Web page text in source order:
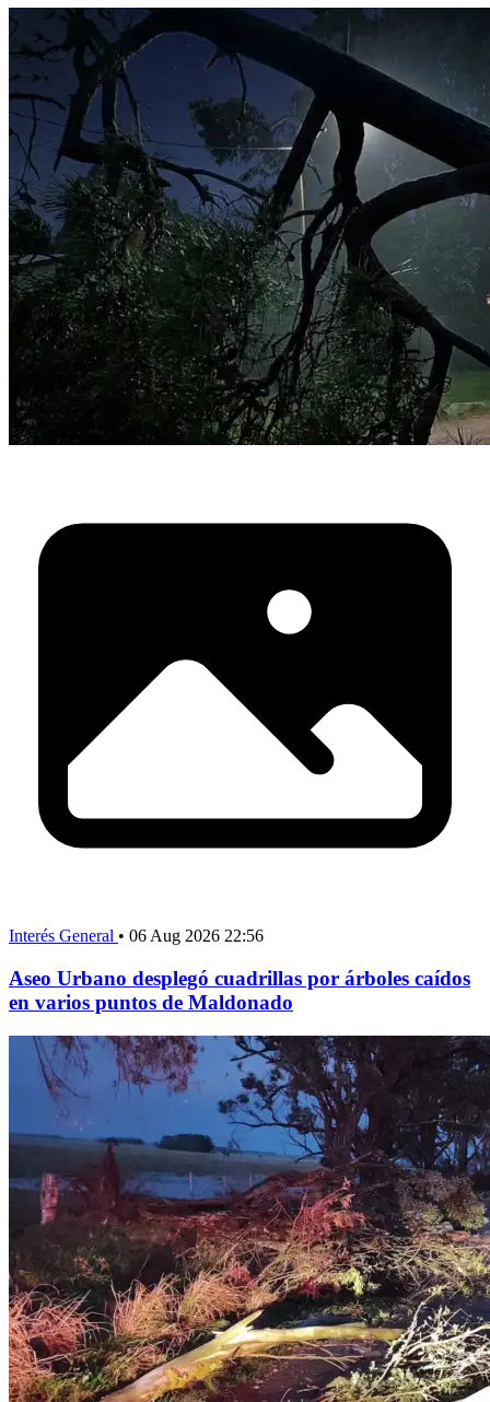
Interés General • 06 Aug 2026 22:56
Aseo Urbano desplegó cuadrillas por árboles caídos
en varios puntos de Maldonado